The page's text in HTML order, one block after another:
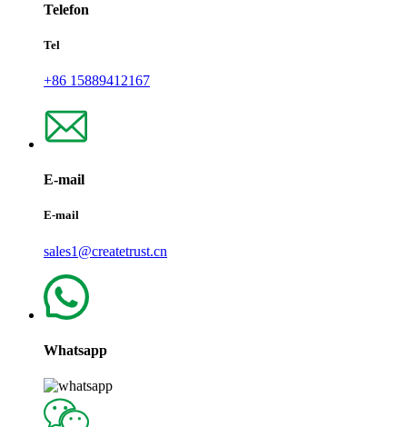
Telefon
Tel
+86 15889412167
E-mail
E-mail
sales1@createtrust.cn
Whatsapp